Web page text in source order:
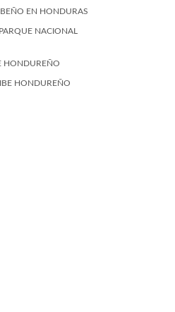
EN HONDURAS
NACIONAL
HONDUREÑO
HONDUREÑO